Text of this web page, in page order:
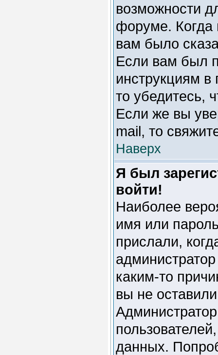
возможности
форуме. Когда
вам было
Если вам был
инструкциям
то убедитесь,
Если же вы
mail, то
Наверх
Я был
войти!
Наиболее
имя или
прислали,
каким-то
вы не
данных.